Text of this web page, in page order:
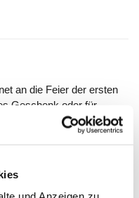
an die Feier der ersten
Geschenk oder für